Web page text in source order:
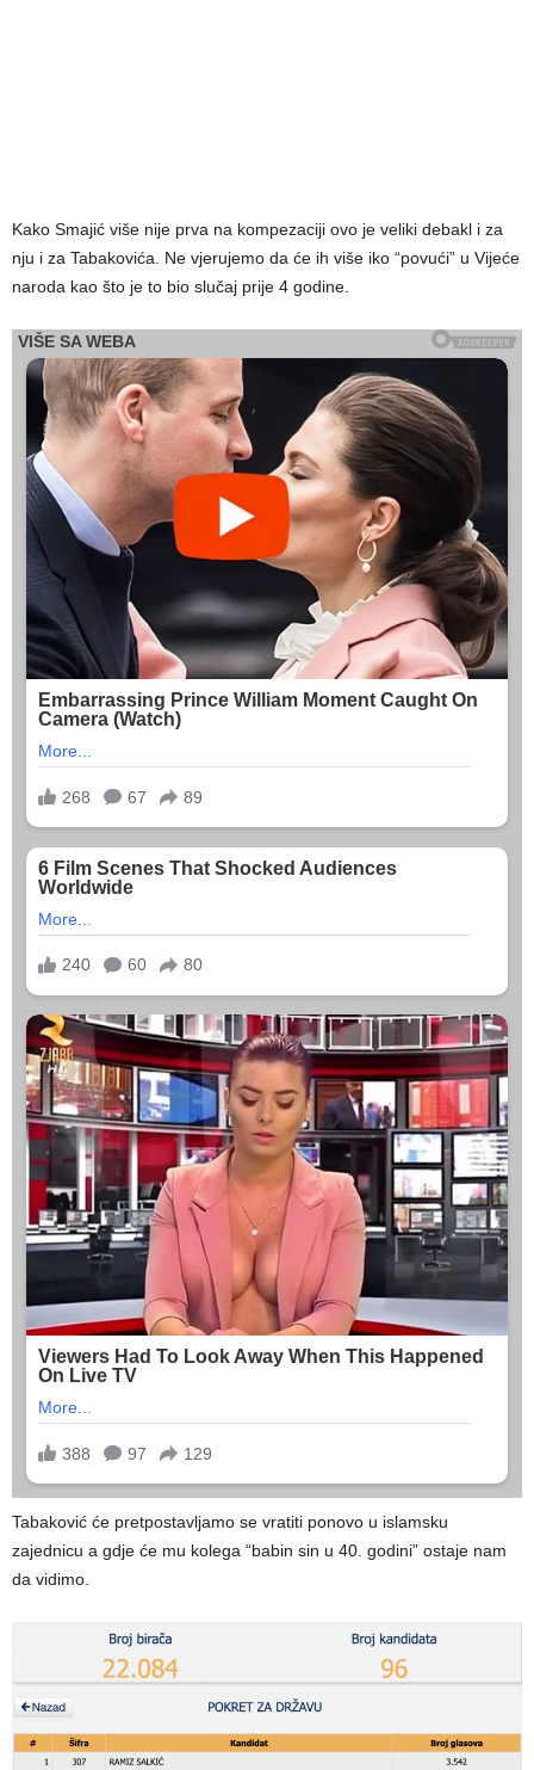
Kako Smajić više nije prva na kompezaciji ovo je veliki debakl i za
nju i za Tabakovića. Ne vjerujemo da će ih više iko “povući” u Vijeće
naroda kao što je to bio slučaj prije 4 godine.
Tabaković će pretpostavljamo se vratiti ponovo u islamsku
zajednicu a gdje će mu kolega “babin sin u 40. godini” ostaje nam
da vidimo.